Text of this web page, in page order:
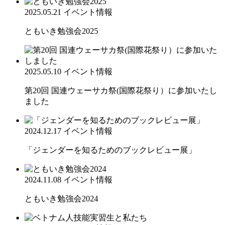
2025.05.21 イベント情報
ともいき勉強会2025
2025.05.10 イベント情報
第20回 国連ウェーサカ祭(国際花祭り）に参加いたし
ました
2024.12.17 イベント情報
「ジェンダーを知るためのブックレビュー展」
2024.11.08 イベント情報
ともいき勉強会2024